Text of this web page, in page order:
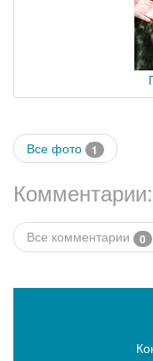
Все фото 1
Комментарии:
Все комментарии 0